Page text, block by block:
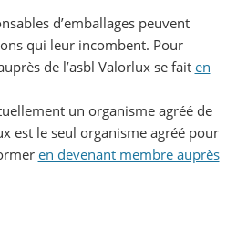
d’emballages peuvent
qui leur incombent. Pour
de l’asbl Valorlux se fait en
un organisme agréé de
est le seul organisme agréé pour
en devenant membre auprès